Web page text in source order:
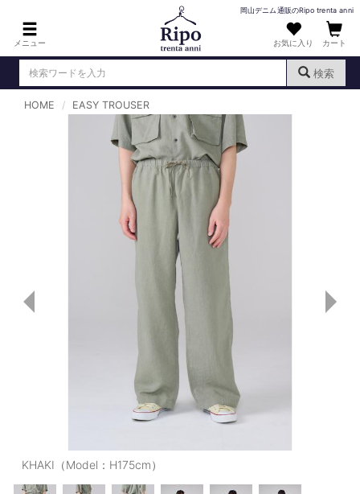
メニュー
岡山デニム通販のRipo trenta anni
お気に入り カート
検索
新規会員登録 ）
PANTS : パンツ
OUTERS : アウター
LADIES : レディース
PANTS/SKIRT : パンツ・スカート
HOME EASY TROUSER
KHAKI（Model：H175cm）